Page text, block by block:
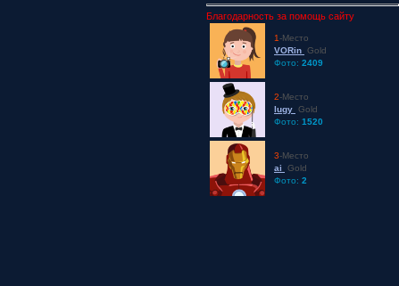
Благодарность за помощь сайту
1-Место
VORin Gold
Фото: 2409
2-Место
lugy Gold
Фото: 1520
3-Место
ai
Gold
Фото: 2